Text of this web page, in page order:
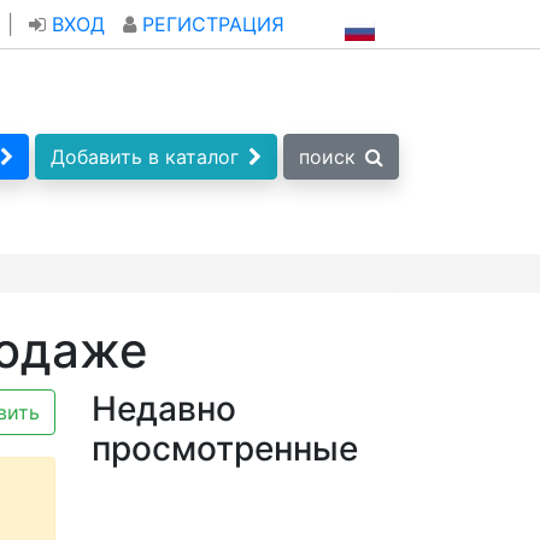
ВХОД РЕГИСТРАЦИЯ
Добавить в каталог поиск
Недавно
просмотренные